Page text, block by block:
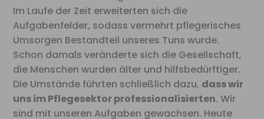
Im Laufe der Zeit erweiterten sich die
Aufgabenfelder, sodass vermehrt pflegerisches
Umsorgen Bestandteil unseres Tuns wurde.
Schon damals veränderte sich die Gesellschaft,
die Menschen wurden älter und hilfsbedürftiger.
Die Umstände führten schließlich dazu, dass wir
uns im Pflegesektor professionalisierten. Wir
sind mit unseren Aufgaben gewachsen. Heute